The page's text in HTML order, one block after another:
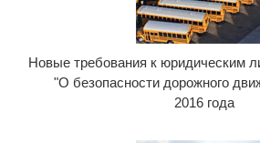
Новые требования к юридическим
"О безопасности дорожного
2016 года